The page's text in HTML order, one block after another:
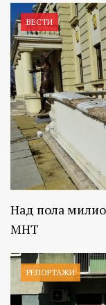
ВЕСТИ
Над пола
МНТ
РЕПОРТАЖИ